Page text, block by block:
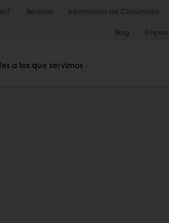
Servicios Información del Consumidor
Blog Empleo
a los que servimos